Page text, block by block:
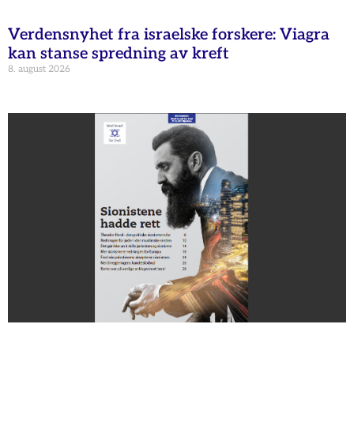
Verdensnyhet fra israelske forskere: Viagra
kan stanse spredning av kreft
8. august 2026